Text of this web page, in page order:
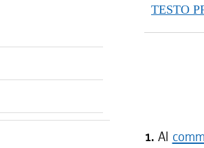
TESTO
1. Al